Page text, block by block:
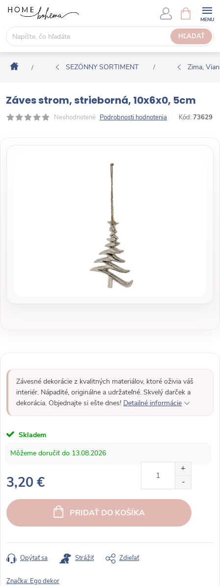
s
HĽADAŤ
Á
K
U
P
N
O
Í
Domov
/ SEZÓNNY SORTIMENT / Zima,
Záves strom, strieborná, 10x6x0, 5cm
Neohodnotené Podrobnosti hodnotenia Kód: 73629
Závesné dekorácie z kvalitných materiálov, ktoré oživia váš
interiér. Nápadité, originálne a udržateľné. Skvelý darček a
dekorácia. Objednajte si ešte dnes! Detailné informácie
Skladem
13.08.2026
3,20 €
e
d
o
t
o
PRIDAŤ DO KOŠÍKA
Opýtať sa Strážiť Zdieľať
Značka: Ego dekor